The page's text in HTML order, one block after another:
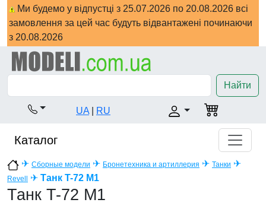
Ми будемо у відпустці з 25.07.2026 по 20.08.2026 всі
замовлення за цей час будуть відвантажені починаючи
з 20.08.2026
Найти
UA RU
Каталог
✈ Сборные модели ✈ Бронетехника и артиллерия ✈ Танки ✈
Revell ✈ Танк T-72 M1
Танк T-72 M1